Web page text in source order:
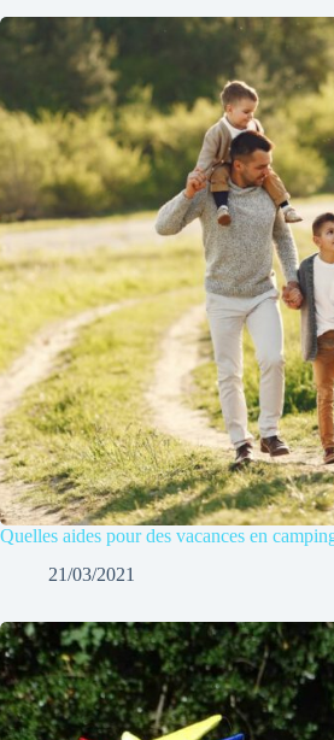
Quelles aides pour des vacances en
21/03/2021